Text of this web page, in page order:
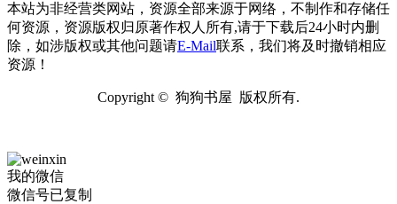
本站为非经营类网站，资源全部来源于网络，不制作和存储任
何资源，资源版权归原著作权人所有,请于下载后24小时内删
除，如涉版权或其他问题请E-Mail联系，我们将及时撤销相应
资源！
Copyright © 狗狗书屋 版权所有.
我的微信
微信号已复制